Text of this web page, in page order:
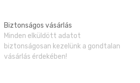
Biztonságos vásárlás
Minden elküldött adatot
biztonságosan kezelünk a gondtalan
vásárlás érdekében!